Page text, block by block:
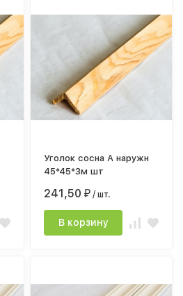
Уголок сосна А наружн
45*45*3м шт
241,50₽ / шт.
В корзину